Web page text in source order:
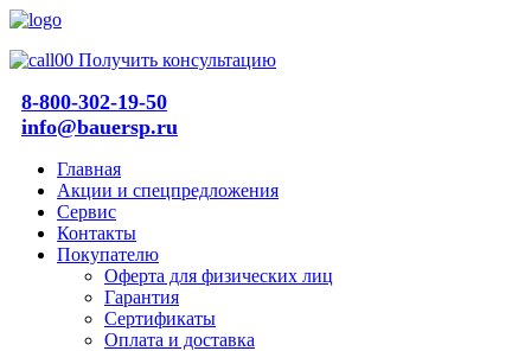
Получить консультацию
8-800-302-19-50
info@bauersp.ru
Главная
Акции и спецпредложения
Сервис
Контакты
Покупателю
Оферта для физических лиц
Гарантия
Сертификаты
Оплата и доставка